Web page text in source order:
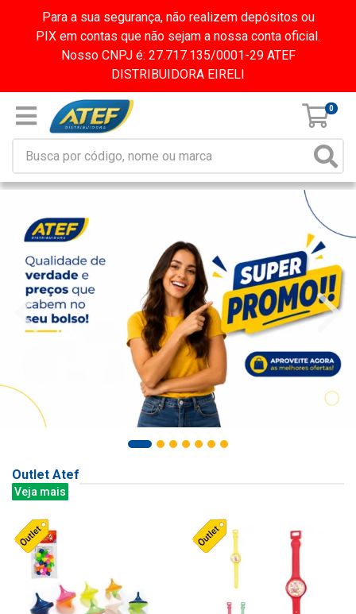
Para a sua segurança, não realizem depósitos ou
PIX em contas que não sejam a nossa conta oficial.
Nosso CNPJ é: 27.717.135/0001-29 ATEF
DISTRIBUIDORA EIRELI
0
Outlet Atef
Veja mais